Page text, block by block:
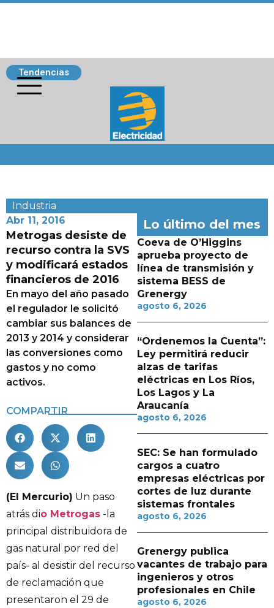
Tendencias
Industria
Abr 11, 2016
Metrogas desiste de
recurso contra la SVS
y modificará estados
financieros de 2016
En mayo del año pasado
el regulador le solicitó
cambiar sus balances de
2013 y 2014 y considerar
las conversiones como
gastos y no como
activos.
COMPARTIR
(El Mercurio) Un paso
atrás dio Metrogas -la
principal distribuidora de
gas natural por red del
país- al desistir del recurso
de reclamación que
presentaron el 29 de
Lo último del mes
Coeva de O’Higgins
aprueba proyecto de
línea de transmisión y
sistema BESS de
Grenergy
agosto 6, 2026
“Ordenemos la Cuenta”:
Ley permitirá reducir
alzas de tarifas
eléctricas en Los Ríos,
Los Lagos y La
Araucanía
agosto 6, 2026
SEC: Se han formulado
cargos a cuatro
empresas eléctricas por
cortes de luz durante
sistemas frontales
agosto 6, 2026
Grenergy publica
vacantes de trabajo para
ingenieros y otros
profesionales en Chile
agosto 6, 2026